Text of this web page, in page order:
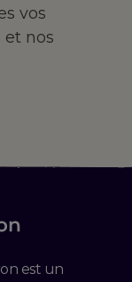
vos
et nos
est un